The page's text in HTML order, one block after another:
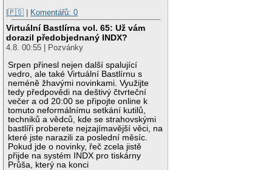
|🇵🇸 | Komentářů: 0
Virtuální Bastlírna vol. 65: Už vám
dorazil předobjednaný INDX?
4.8. 00:55 | Pozvánky
Srpen přinesl nejen další spalující
vedro, ale také Virtuální Bastlírnu s
neméně žhavými novinkami. Využijte
tedy předpovědi na deštivý čtvrteční
večer a od 20:00 se připojte online k
tomuto neformálnímu setkání kutilů,
techniků a vědců, kde se strahovskými
bastlíři proberete nejzajímavější věci, na
které jste narazili za poslední měsíc.
Pokud jde o novinky, řeč zcela jistě
přijde na systém INDX pro tiskárny
Průša, který na konci